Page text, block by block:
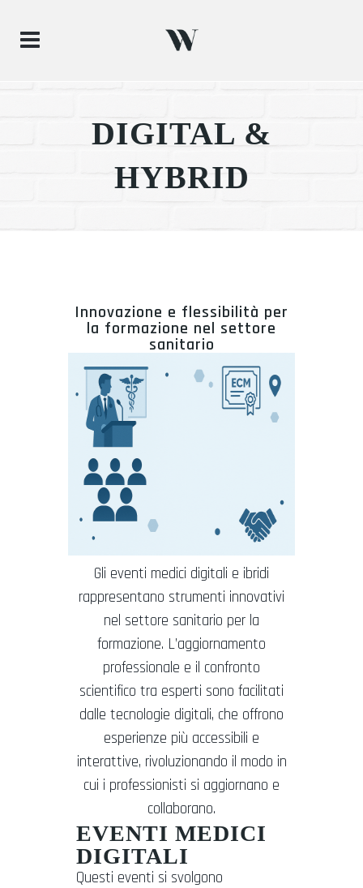
DIGITAL &
HYBRID
Innovazione e flessibilità per
la formazione nel settore
sanitario
Gli eventi medici digitali e ibridi
rappresentano strumenti innovativi
nel settore sanitario per la
formazione. L’aggiornamento
professionale e il confronto
scientifico tra esperti sono facilitati
dalle tecnologie digitali, che offrono
esperienze più accessibili e
interattive, rivoluzionando il modo in
cui i professionisti si aggiornano e
collaborano.
EVENTI MEDICI
DIGITALI
Questi eventi si svolgono